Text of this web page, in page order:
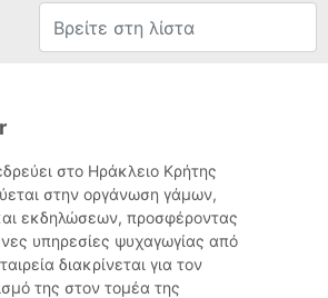
στο Ηράκλειο Κρήτης
στην οργάνωση γάμων,
εκδηλώσεων, προσφέροντας
υπηρεσίες ψυχαγωγίας από
διακρίνεται για τον
της στον τομέα της